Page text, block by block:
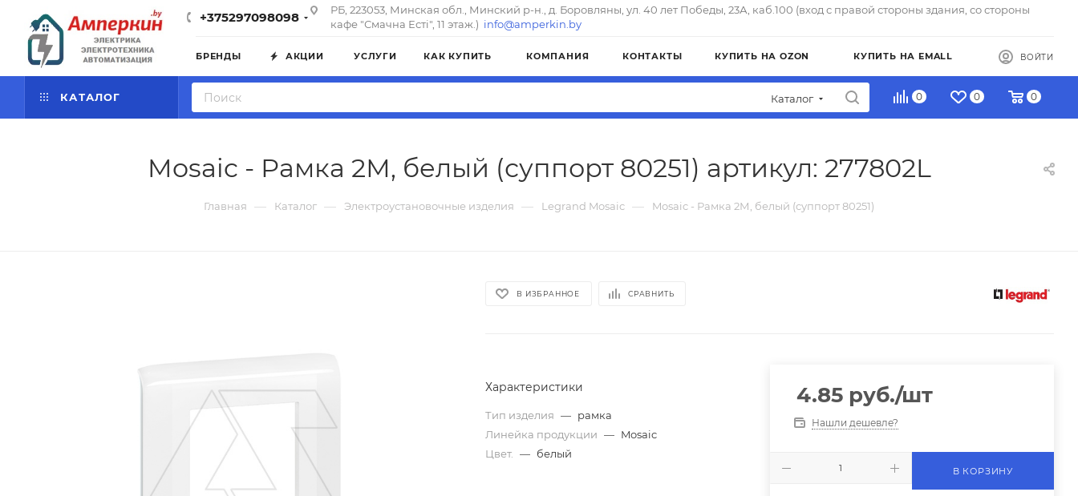
+375297098098
РБ, 223053, Минская обл., Минский р-н., д. Боровляны, ул. 40 лет Победы, 23А, каб.100 (вход с правой стороны здания, со стороны
кафе "Смачна Естi", 11 этаж.) info@amperkin.by
БРЕНДЫ АКЦИИ УСЛУГИ КАК КУПИТЬ КОМПАНИЯ КОНТАКТЫ КУПИТЬ НА OZON КУПИТЬ НА EMALL ВОЙТИ
КАТАЛОГ Каталог 0 0 0
Mosaic - Рамка 2М, белый (суппорт 80251) артикул: 277802L
Главная — Каталог — Электроустановочные изделия — Legrand Mosaic — Mosaic - Рамка 2М, белый (суппорт 80251)
В ИЗБРАННОЕ СРАВНИТЬ
Характеристики
Тип изделия — рамка
Линейка продукции — Mosaic
Цвет.
— белый
4.85руб./шт
Нашли дешевле?
В КОРЗИНУ